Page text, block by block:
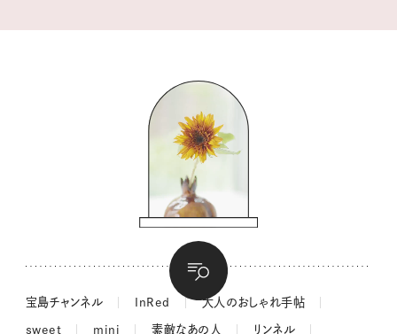
コウケンテツのヒトワザ巡り
ノーラのフィンランド旅気分
吉田羊さんの着物と12のアソビゴコロ
長谷川あかりさんの今週もお疲れ様つまみ
宝島チャンネル InRed 大人のおしゃれ手帖
sweet mini 素敵なあの人 リンネル